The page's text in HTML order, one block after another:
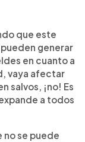
que este
generar
en cuanto a
vaya afectar
salvos, ¡no! Es
a todos
se puede